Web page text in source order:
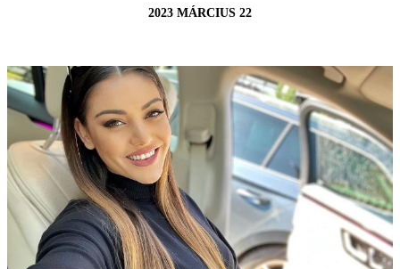
2023 MÁRCIUS 22